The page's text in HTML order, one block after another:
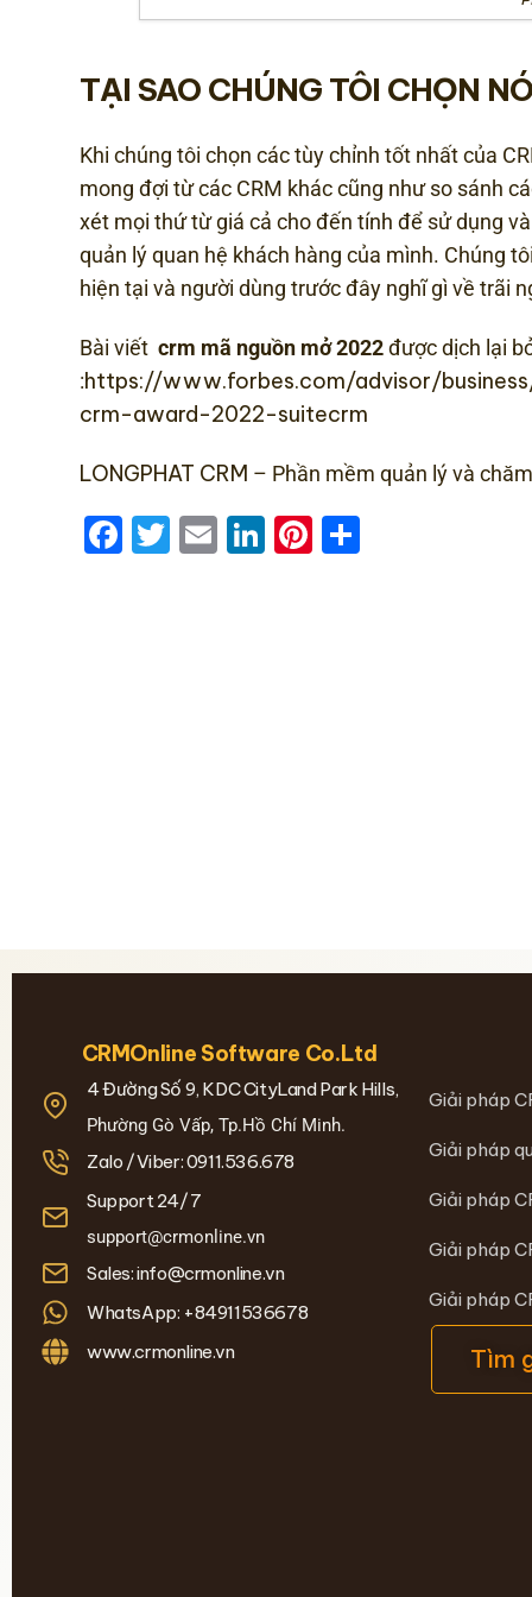
TẠI SAO CHÚNG TÔI CHỌN NÓ
Khi chúng tôi chọn các tùy chỉnh tốt nhất của
mong đợi từ các CRM khác cũng như so sánh
xét mọi thứ từ giá cả cho đến tính để sử dụng
quản lý quan hệ khách hàng của mình. Chúng
hiện tại và người dùng trước đây nghĩ gì về trãi
Bài viết crm mã nguồn mở 2022được dịch lại
:https://www.forbes.com/advisor/
crm-award-2022-suitecrm
LONGPHAT CRM – Phần mềm quản lý và
Facebook
Twitter
EmailLinkedIn
Pinterest
CRMOnline Software Co.Ltd
4 Đường Số 9, KDC CityLand Park Hills,
Phường Gò Vấp, Tp.Hồ Chí Minh.
Zalo /Viber: 0911.536.678
Support 24/7
support@crmonline.vn
Sales: info@crmonline.vn
WhatsApp: +84911536678
www.crmonline.vn
Giải pháp
Giải pháp
Giải pháp
Giải pháp
Giải pháp
Tìm